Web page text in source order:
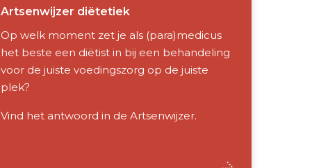
Artsenwijzer diëtetiek
Op welk moment zet je als (para)medicus
het beste een diëtist in bij een behandeling
voor de juiste voedingszorg op de juiste
plek?
Vind het antwoord in de Artsenwijzer.